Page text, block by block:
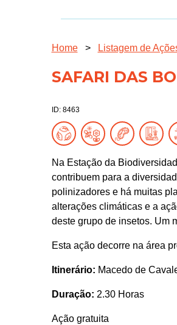
Home > Listagem de
SAFARI DAS
ID: 8463
Na Estação da
contribuem para a
polinizadores e há muitas
alterações climáticas e a
deste grupo de insetos. Um
Esta ação decorre na área
Itinerário: Macedo de
Duração: 2.30 Horas
Ação gratuita